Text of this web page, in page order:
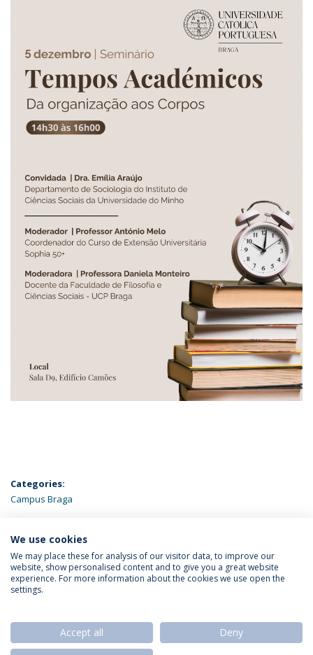
Categories:
Campus Braga
ÚLTIMAS NOTÍCIAS
Política de Privacidade
Termos & Condições
We use cookies
We may place these for analysis of our visitor data, to improve our
website, show personalised content and to give you a great website
experience. For more information about the cookies we use open the
settings.
Accept all
Deny